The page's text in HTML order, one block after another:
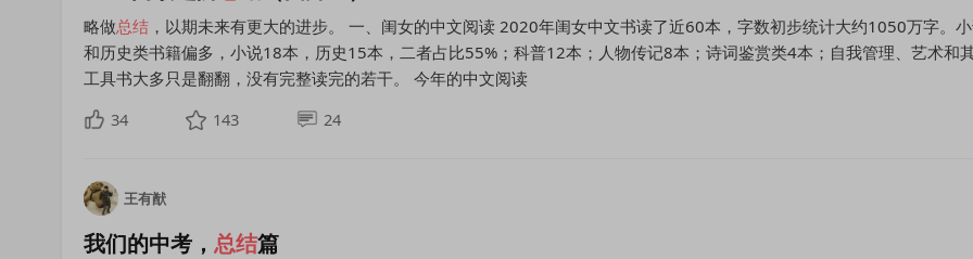
略做总结 ，以期未来有更大的进步。 一、闺女的中文阅读 2020年闺女中文书读了近60本，字数初步统计大约1050万字。
和历史类书籍偏多，小说18本，历史15本，二者占比55%；科普12本；人物传记8本；诗词鉴赏类4本；自我管理、艺术和
工具书大多只是翻翻，没有完整读完的若干。 今年的中文阅读
34
143 24
王有猷
我们的中考， 总结篇